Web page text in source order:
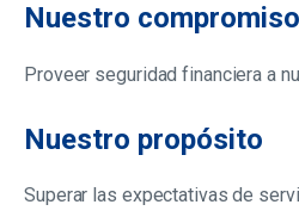
Nuestro compromiso
Proveer seguridad financiera a
Nuestro propósito
Superar las expectativas de